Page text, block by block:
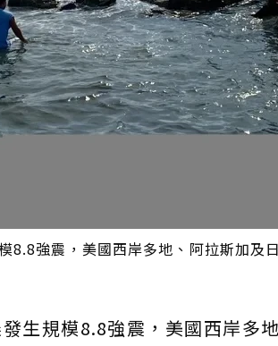
8.8強震，美國西岸多地、阿拉斯加及
生規模8.8強震，美國西岸多